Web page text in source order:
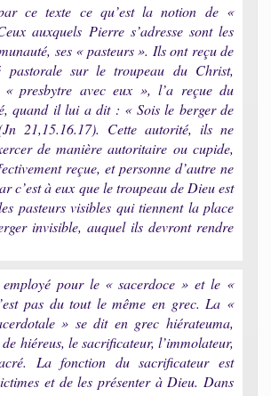
ce texte ce qu’est la notion de «
auxquels Pierre s’adresse sont les
ses « pasteurs ». Ils ont reçu de
pastorale sur le troupeau du Christ,
« presbytre avec eux », l’a reçue du
quand il lui a dit : « Sois le berger de
21,15.16.17). Cette autorité, ils ne
de manière autoritaire ou cupide,
reçue, et personne d’autre ne
c’est à eux que le troupeau de Dieu est
pasteurs visibles qui tiennent la place
invisible, auquel ils devront rendre
pour le « sacerdoce » et le «
pas du tout le même en grec. La «
» se dit en grec hiérateuma,
hiéreus, le sacrificateur, l’immolateur,
La fonction du sacrificateur est
et de les présenter à Dieu. Dans